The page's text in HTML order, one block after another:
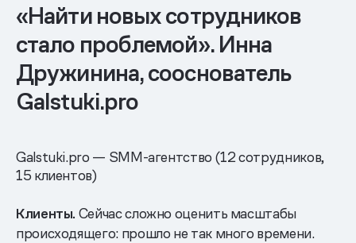
«Найти новых сотрудников
стало проблемой». Инна
Дружинина, сооснователь
Galstuki.pro
Galstuki.pro — SMM-агентство (12 сотрудников,
15 клиентов)
Клиенты. Сейчас сложно оценить масштабы
происходящего: прошло не так много времени.